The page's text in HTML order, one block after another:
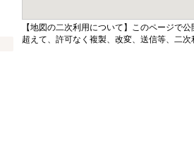
【地図の二次利用について】このページで
超えて、許可なく複製、改変、送信等、二